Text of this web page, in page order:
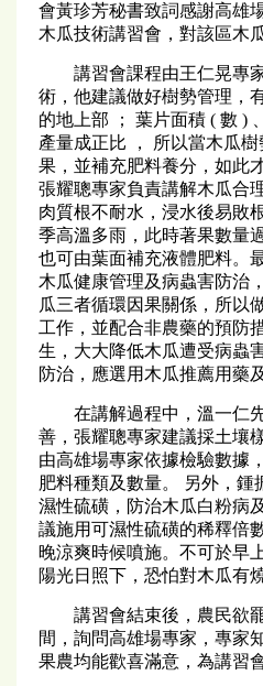
會黃珍芳秘書致詞感謝高雄
木瓜技術講習會，對該區木
講習會課程由王仁晃專家
術，他建議做好樹勢管理，
的地上部 ； 葉片面積 ( 數 )
產量成正比 ， 所以當木瓜
果，並補充肥料養分，如此
張耀聰專家負責講解木瓜合
肉質根不耐水，浸水後易敗
季高溫多雨，此時著果數量
也可由葉面補充液體肥料。
木瓜健康管理及病蟲害防治
瓜三者循環因果關係，所以
工作，並配合非農藥的預防
生，大大降低木瓜遭受病蟲
防治，應選用木瓜推薦用藥
在講解過程中，溫一仁先
善，張耀聰專家建議採土壤
由高雄場專家依據檢驗數據
肥料種類及數量。 另外，鍾
濕性硫磺，防治木瓜白粉病
議施用可濕性硫磺的稀釋倍
晚涼爽時候噴施。不可於早
陽光日照下，恐怕對木瓜有
講習會結束後，農民欲罷
間，詢問高雄場專家，專家
果農均能歡喜滿意，為講習